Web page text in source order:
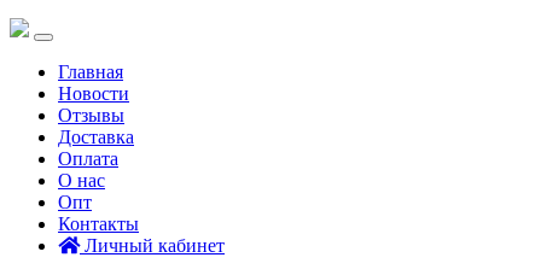
Главная
Новости
Отзывы
Доставка
Оплата
О нас
Опт
Контакты
Личный кабинет